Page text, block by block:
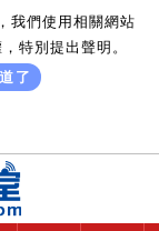
我們使用相關網站
特別提出聲明。
了